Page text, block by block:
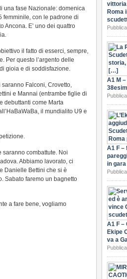
una fase Nazionale: domenica
femminile, con le padrone di
Ancona. E’ uno dei quattro
il fatto di esserci, sempre,
Per questo l’argento delle
gioia e di soddisfazione.
Falconi, Crovetto,
e Mannai (entrambe figlie di
debuttanti come Marta
il mundialito U9 e
saranno combattute. Noi
Abbiamo lavorato, ci
Danielle Bettini che si è
Sabato faremo un bagnetto
a fare bene, vogliamo
vittoria
Roma
A1 M
A1 F –
in
A1 F –
Ekipe
va a